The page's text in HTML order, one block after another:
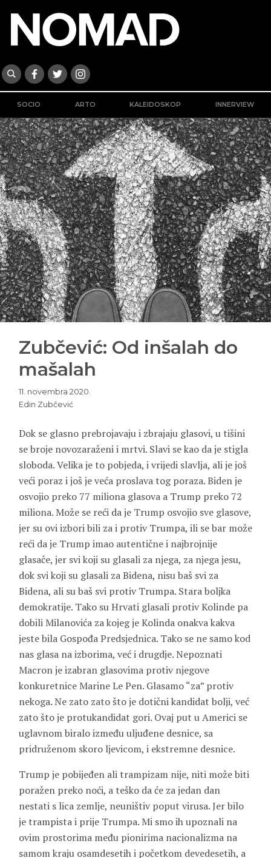
SOCIO ARTO KALEIDOSKOP INNERVIEW
Zubčević: Od inšalah do
mašalah
11. novembra 2020.
Edin Zubčević
Dok se glasno prebrojavaju i zbrajaju glasovi, u tišini
se broje novozaraženi i mrtvi. Slavi se kao da je stigla
sloboda. Velika je to pobjeda, i vrijedi slavlja, ali je još
veći poraz i još je veća proslava tog poraza. Biden je
osvojio preko 77 miliona glasova a Trump preko 72
miliona. Može se reći da je Trump osvojio sve glasove,
jer su ovi izbori bili za i protiv Trumpa, ili se bar može
reći da je Trump imao autentične i najbrojnije
glasače, jer svi koji su glasali za njega, za njega jesu,
dok svi koji su glasali za Bidena, nisu baš svi za
Bidena, ali su baš svi protiv Trumpa. Stara boljka
demokratije. Tako su Hrvati glasali protiv Kolinde pa
dobili Milanovića za kojeg je Kolinda onakva kakva
jeste bila Gospođa Predsjednica. Tako se ne samo kod
nas glasa na izborima, već i drugdje. Nepoznati
Macron je izabran glasovima protiv njegove
konkuretnice Marine Le Pen. Glasamo “za” protiv
nekoga. Ne zato zato što je dotični kandidat bolji, već
zato što je protukandidat gori. Ovaj put u Americi se
uglavnom biralo između uljuđene desnice, sa
pridruženom skoro ljevicom, i ekstremne desnice.
Trump je pobijeđen ali trampizam nije, niti može biti
poražen preko noći, a teško da će za jedan dan
nestati s lica zemlje, neuništiv poput virusa. Jer bilo
je trampista i prije Trumpa. Mi smo ih upoznali na
ovim prostorima među pionirima nacionalizma na
samom kraju osamdesetih i početkom devedesetih, a